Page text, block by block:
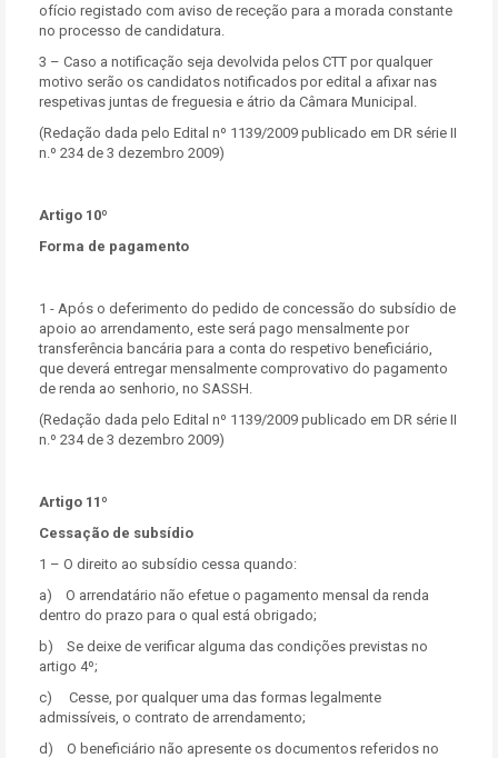
ofício registado com aviso de receção para a morada constante
no processo de candidatura.
3 – Caso a notificação seja devolvida pelos CTT por qualquer
motivo serão os candidatos notificados por edital a afixar nas
respetivas juntas de freguesia e átrio da Câmara Municipal.
(Redação dada pelo Edital nº 1139/2009 publicado em DR série II
n.º 234 de 3 dezembro 2009)
Artigo 10º
Forma de pagamento
1 - Após o deferimento do pedido de concessão do subsídio de
apoio ao arrendamento, este será pago mensalmente por
transferência bancária para a conta do respetivo beneficiário,
que deverá entregar mensalmente comprovativo do pagamento
de renda ao senhorio, no SASSH.
(Redação dada pelo Edital nº 1139/2009 publicado em DR série II
n.º 234 de 3 dezembro 2009)
Artigo 11º
Cessação de subsídio
1 – O direito ao subsídio cessa quando:
a) O arrendatário não efetue o pagamento mensal da renda
dentro do prazo para o qual está obrigado;
b) Se deixe de verificar alguma das condições previstas no
artigo 4º;
c) Cesse, por qualquer uma das formas legalmente
admissíveis, o contrato de arrendamento;
d) O beneficiário não apresente os documentos referidos no